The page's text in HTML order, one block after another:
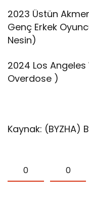
2023 Üstün
Genç Erkek
Nesin)
2024 Los
Overdose )
Kaynak: (BYZHA)
0 0